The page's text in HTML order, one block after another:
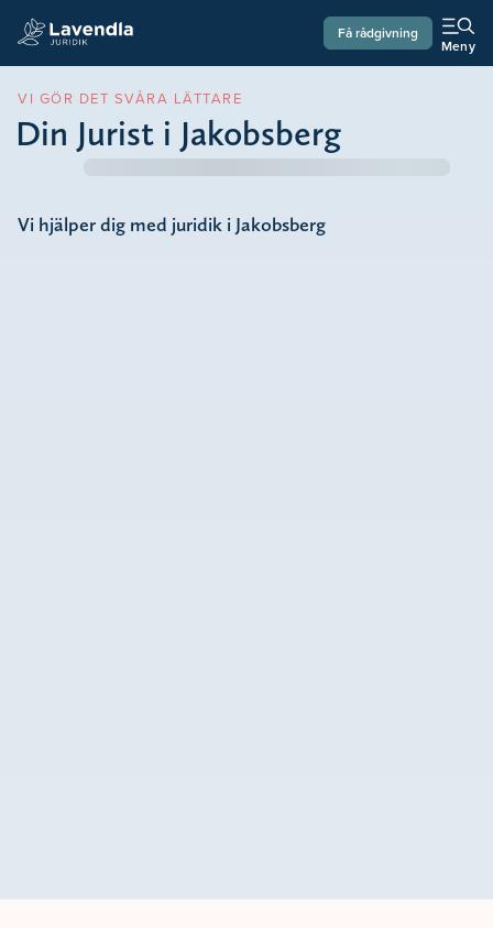
Få rådgivning
Meny
VI GÖR DET SVÅRA LÄTTARE
Din Jurist i Jakobsberg
Vi hjälper dig med juridik i Jakobsberg